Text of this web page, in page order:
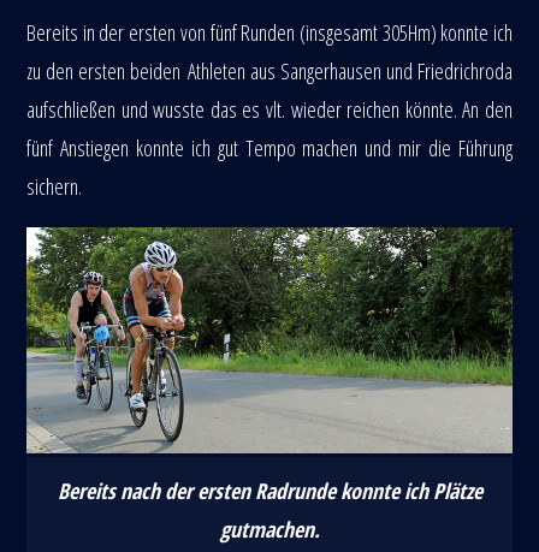
Bereits in der ersten von fünf Runden (insgesamt 305Hm) konnte ich
zu den ersten beiden Athleten aus Sangerhausen und Friedrichroda
aufschließen und wusste das es vlt. wieder reichen könnte. An den
fünf Anstiegen konnte ich gut Tempo machen und mir die Führung
sichern.
Bereits nach der ersten Radrunde konnte ich Plätze
gutmachen.